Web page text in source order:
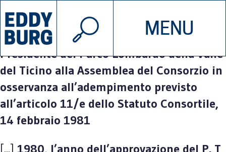
MENU
INIZIATIVE CHI SIAMO
SOSTIENICI CONTATTACI
© 2026 EDDYBURG
Parco Ticino,
Rapporto n. 1 – gennaio
1980/dicembre 1980
, Presentato dal
Presidente del Parco Lombardo della Valle
del Ticino alla Assemblea del Consorzio in
osservanza all’adempimento previsto
all’articolo 11/e dello Statuto Consortile,
14 febbraio 1981
[...] 1980, l’anno dell’approvazione del P. T